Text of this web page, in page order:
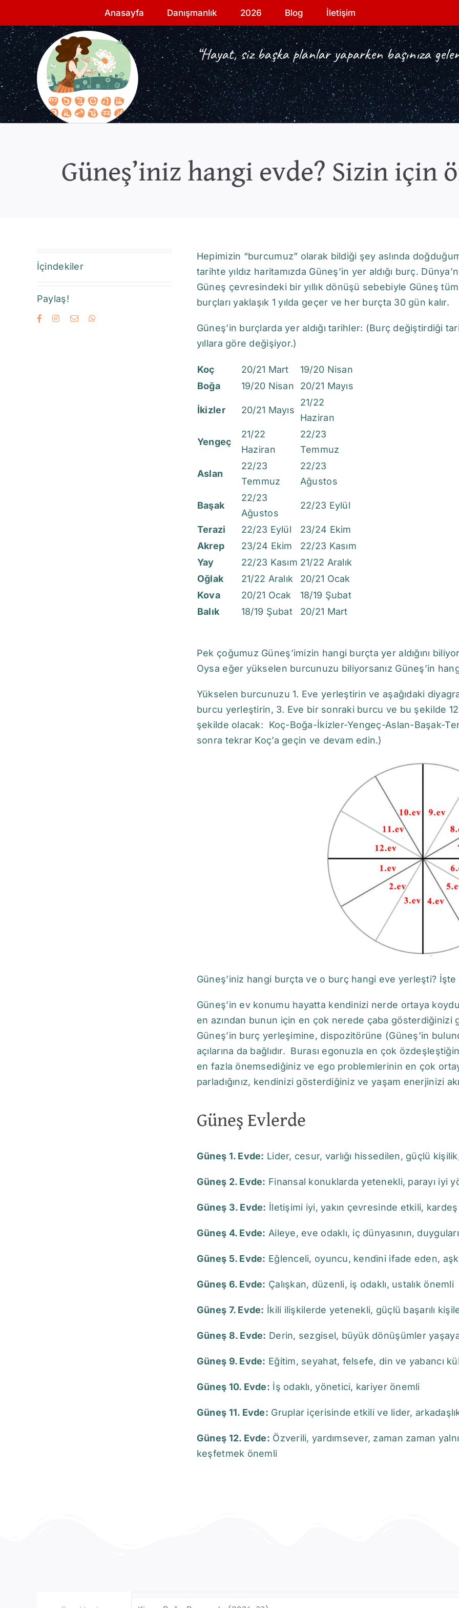
content
Anasayfa Danışmanlık 2026 Blog İletişim
“Hayat, siz başka planlar yaparken başınıza
Güneş’iniz hangi evde? Sizin için
İçindekiler
Paylaş!
Hepimizin “burcumuz” olarak bildiği şey aslında
tarihte yıldız haritamızda Güneş’in yer aldığı burç.
Güneş çevresindeki bir yıllık dönüşü sebebiyle Güneş tüm
burçları yaklaşık 1 yılda geçer ve her burçta 30 gün kalır.
Güneş’in burçlarda yer aldığı tarihler: (Burç değiştirdiği
yıllara göre değişiyor.)
Koç 20/21 Mart
19/20 Nisan
Boğa
19/20 Nisan 20/21 Mayıs
İkizler 20/21 Mayıs
21/22
Haziran
Yengeç
21/22
Haziran
22/23
Temmuz
Aslan
22/23
Temmuz
22/23
Ağustos
Başak
22/23
Ağustos
22/23 Eylül
Terazi 22/23 Eylül
23/24 Ekim
Akrep
23/24 Ekim
22/23 Kasım
Yay
22/23 Kasım 21/22 Aralık
Oğlak
21/22 Aralık
20/21 Ocak
Kova
20/21 Ocak
18/19 Şubat
Balık
18/19 Şubat 20/21 Mart
Pek çoğumuz Güneş’imizin hangi burçta yer aldığını
Oysa eğer yükselen burcunuzu biliyorsanız Güneş’in
Yükselen burcunuzu 1. Eve yerleştirin ve aşağıdaki
burcu yerleştirin, 3. Eve bir sonraki burcu ve bu şekilde
şekilde olacak: Koç-Boğa-İkizler-Yengeç-Aslan-Başak-
sonra tekrar Koç’a geçin ve devam edin.)
Güneş’iniz hangi burçta ve o burç hangi eve yerleşti? İşte
Güneş’in ev konumu hayatta kendinizi nerde ortaya
en azından bunun için en çok nerede çaba gösterdiğinizi
Güneş’in burç yerleşimine, dispozitörüne (Güneş’in
açılarına da bağlıdır. Burası egonuzla en çok
en fazla önemsediğiniz ve ego problemlerinin en çok
parladığınız, kendinizi gösterdiğiniz ve yaşam enerjinizi
Güneş Evlerde
Güneş 1. Evde: Lider, cesur, varlığı hissedilen, güçlü
Güneş 2. Evde: Finansal konuklarda yetenekli, parayı iyi
Güneş 3. Evde: İletişimi iyi, yakın çevresinde etkili,
Güneş 4. Evde: Aileye, eve odaklı, iç dünyasının,
Güneş 5. Evde: Eğlenceli, oyuncu, kendini ifade eden,
Güneş 6. Evde: Çalışkan, düzenli, iş odaklı, ustalık önemli
Güneş 7. Evde: İkili ilişkilerde yetenekli, güçlü başarılı
Güneş 8. Evde: Derin, sezgisel, büyük dönüşümler
Güneş 9. Evde: Eğitim, seyahat, felsefe, din ve yabancı
Güneş 10. Evde: İş odaklı, yönetici, kariyer önemli
Güneş 11. Evde: Gruplar içerisinde etkili ve lider,
Güneş 12. Evde: Özverili, yardımsever, zaman zaman
keşfetmek önemli